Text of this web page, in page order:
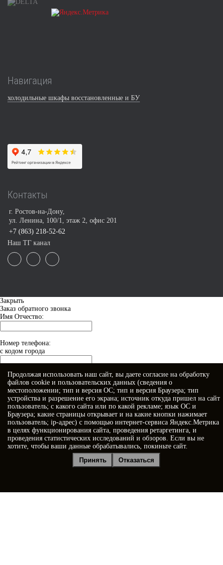
Навигация
холодильные шкафы восстановленные и БУ
Контакты
г. Ростов-на-Дону,
ул. Ленина, 100/1, этаж 2, офис 201
+7 (863) 218-52-62
Наш ТГ канал
Закрыть
Заказ обратного звонка
Имя Отчество:
Номер телефона:
с кодом города
Когда позвонить?
Я принимаю условияПолитики конфиденциальности
согласие на обработку персональных данных
Продолжая использовать наш сайт, вы даете согласие на обработку
файлов cookie и пользовательских данных (сведения о
местоположении; тип и версия ОС; тип и версия Браузера; тип
устройства и разрешение его экрана; источник откуда пришел на сайт
пользователь; с какого сайта или по какой рекламе; язык ОС и
Браузера; какие страницы открывает и на какие кнопки нажимает
пользователь; ip-адрес) с помощью интернет-сервиса Яндекс.Метрика
в целях функционирования сайта, проведения ретаргетинга, и
проведения статистических исследований и обзоров. Если вы не
хотите, чтобы ваши данные обрабатывались, покиньте сайт.
Принять
Отказаться